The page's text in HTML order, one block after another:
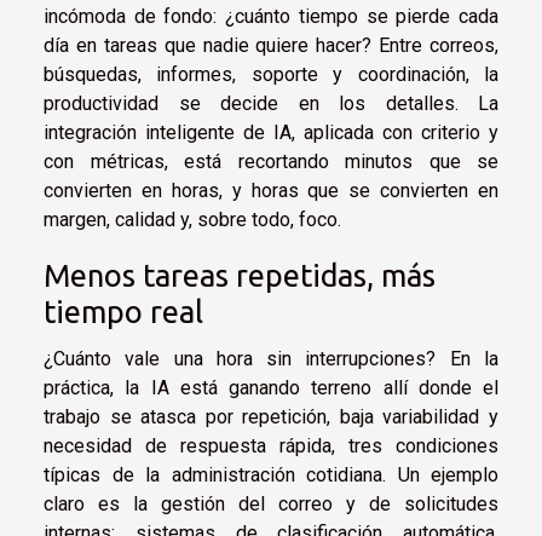
incómoda de fondo: ¿cuánto tiempo se pierde cada
día en tareas que nadie quiere hacer? Entre correos,
búsquedas, informes, soporte y coordinación, la
productividad se decide en los detalles. La
integración inteligente de IA, aplicada con criterio y
con métricas, está recortando minutos que se
convierten en horas, y horas que se convierten en
margen, calidad y, sobre todo, foco.
Menos tareas repetidas, más
tiempo real
¿Cuánto vale una hora sin interrupciones? En la
práctica, la IA está ganando terreno allí donde el
trabajo se atasca por repetición, baja variabilidad y
necesidad de respuesta rápida, tres condiciones
típicas de la administración cotidiana. Un ejemplo
claro es la gestión del correo y de solicitudes